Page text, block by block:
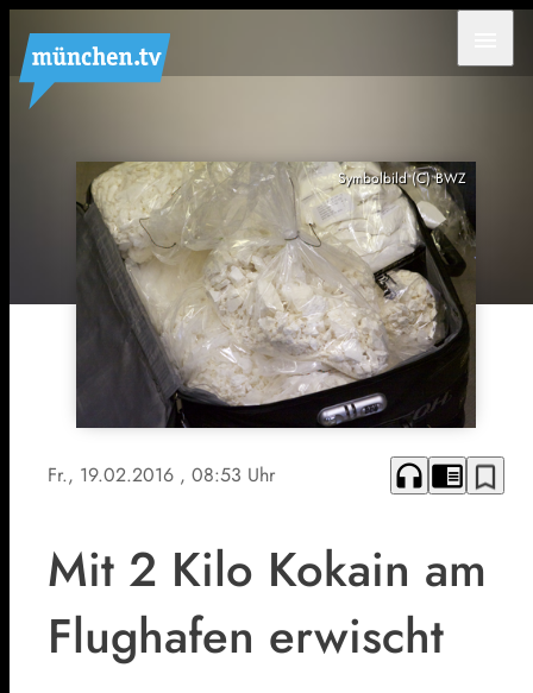
Symbolbild (C) BWZ
Fr., 19.02.2016 , 08:53 Uhr headphones chrome_reader_mode bookmark_border
Mit 2 Kilo Kokain am
Flughafen erwischt